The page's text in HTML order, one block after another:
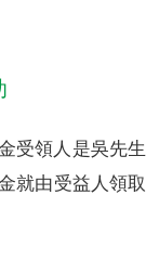
受領人是吳先
由受益人領